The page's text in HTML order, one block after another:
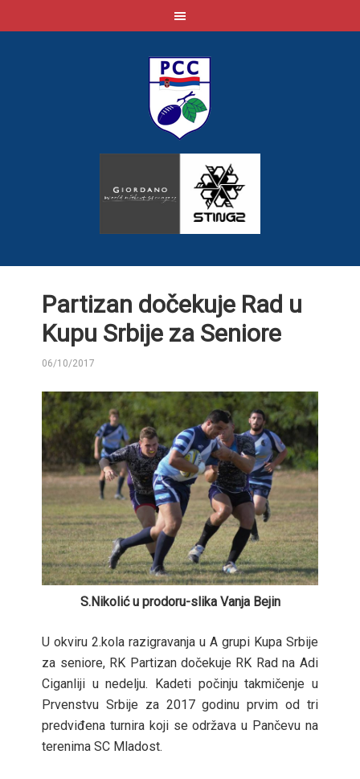
Partizan dočekuje Rad u
Kupu Srbije za Seniore
06/10/2017
S.Nikolić u prodoru-slika Vanja Bejin
U okviru 2.kola razigravanja u A grupi Kupa Srbije
za seniore, RK Partizan dočekuje RK Rad na Adi
Ciganliji u nedelju. Kadeti počinju takmičenje u
Prvenstvu Srbije za 2017 godinu prvim od tri
predviđena turnira koji se održava u Pančevu na
terenima SC Mladost.